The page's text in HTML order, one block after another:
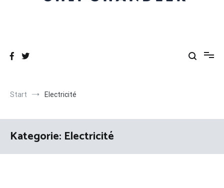
Start Electricité
Kategorie: Electricité